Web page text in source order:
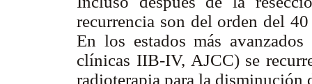
recurrencia son del orden del
En los estados más
clínicas IIB-IV, AJCC) se
radioterapia para la disminución